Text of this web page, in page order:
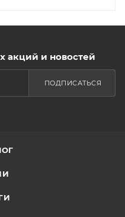
акций и новостей
ПОДПИСАТЬСЯ